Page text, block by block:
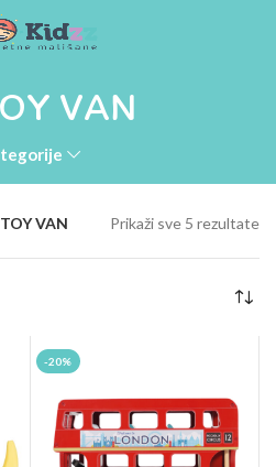
VAN
VAN Prikaži sve 5 rezultate
-20%